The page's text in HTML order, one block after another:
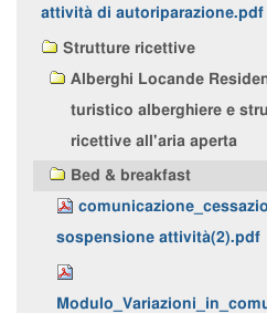
attività di autoriparazione.pdf
Strutture ricettive
Alberghi Locande
turistico alberghiere e
ricettive all'aria aperta
Bed & breakfast
sospensione attività(2).pdf